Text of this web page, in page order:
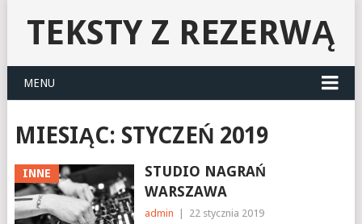
TEKSTY Z REZERWĄ
MENU
MIESIĄC: STYCZEŃ 2019
INNE
STUDIO NAGRAŃ
WARSZAWA
admin 22 stycznia 2019